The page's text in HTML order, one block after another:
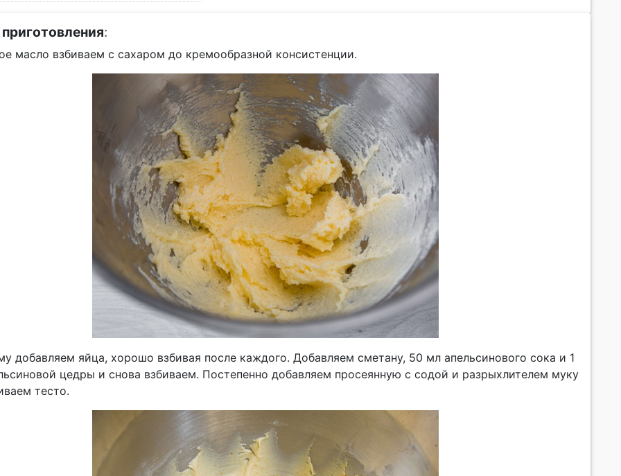
:
масло взбиваем с сахаром до кремообразной консистенции.
добавляем яйца, хорошо взбивая после каждого. Добавляем сметану, 50 мл апельсинового сока и 1
цедры и снова взбиваем. Постепенно добавляем просеянную с содой и разрыхлителем муку
тесто.